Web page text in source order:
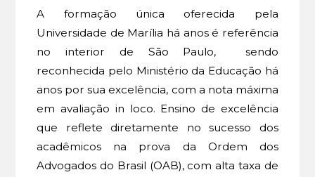
A formação única oferecida pela
Universidade de Marília há anos é referência
no interior de São Paulo, sendo
reconhecida pelo Ministério da Educação há
anos por sua excelência, com a nota máxima
em avaliação in loco. Ensino de excelência
que reflete diretamente no sucesso dos
acadêmicos na prova da Ordem dos
Advogados do Brasil (OAB), com alta taxa de